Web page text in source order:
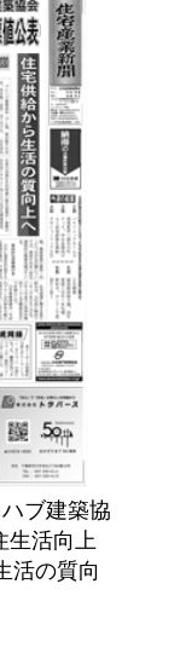
ブ建築協
生活向上
活の質向